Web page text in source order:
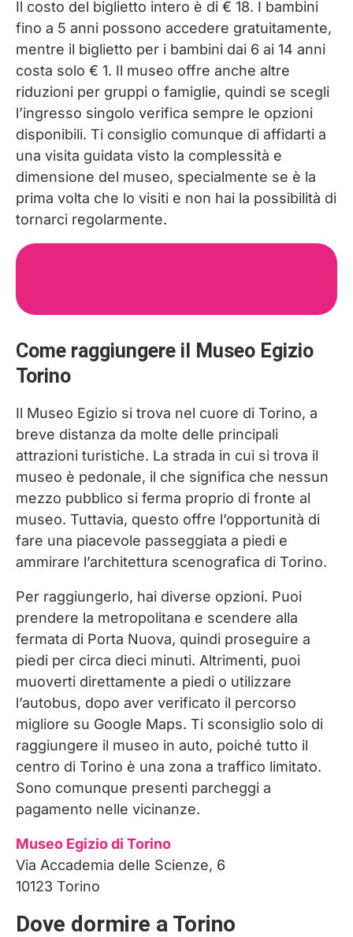
Il costo del biglietto intero è di € 18. I bambini
fino a 5 anni possono accedere gratuitamente,
mentre il biglietto per i bambini dai 6 ai 14 anni
costa solo € 1. Il museo offre anche altre
riduzioni per gruppi o famiglie, quindi se scegli
l’ingresso singolo verifica sempre le opzioni
disponibili. Ti consiglio comunque di affidarti a
una visita guidata visto la complessità e
dimensione del museo, specialmente se è la
prima volta che lo visiti e non hai la possibilità di
tornarci regolarmente.
Come raggiungere il Museo Egizio
Torino
Il Museo Egizio si trova nel cuore di Torino, a
breve distanza da molte delle principali
attrazioni turistiche. La strada in cui si trova il
museo è pedonale, il che significa che nessun
mezzo pubblico si ferma proprio di fronte al
museo. Tuttavia, questo offre l’opportunità di
fare una piacevole passeggiata a piedi e
ammirare l’architettura scenografica di Torino.
Per raggiungerlo, hai diverse opzioni. Puoi
prendere la metropolitana e scendere alla
fermata di Porta Nuova, quindi proseguire a
piedi per circa dieci minuti. Altrimenti, puoi
muoverti direttamente a piedi o utilizzare
l’autobus, dopo aver verificato il percorso
migliore su Google Maps. Ti sconsiglio solo di
raggiungere il museo in auto, poiché tutto il
centro di Torino è una zona a traffico limitato.
Sono comunque presenti parcheggi a
pagamento nelle vicinanze.
Museo Egizio di Torino
Via Accademia delle Scienze, 6
10123 Torino
Dove dormire a Torino